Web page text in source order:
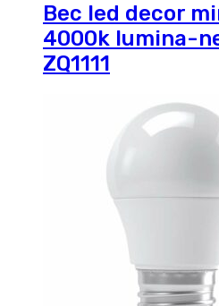
Bec led decor
4000k lumina-
ZQ1111